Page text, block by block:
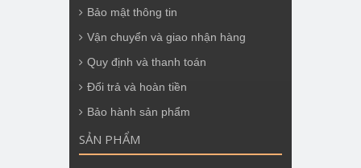
Bảo mật thông tin
Vận chuyển và giao nhận hàng
Quy định và thanh toán
Đổi trả và hoàn tiền
Bảo hành sản phẩm
SẢN PHẨM